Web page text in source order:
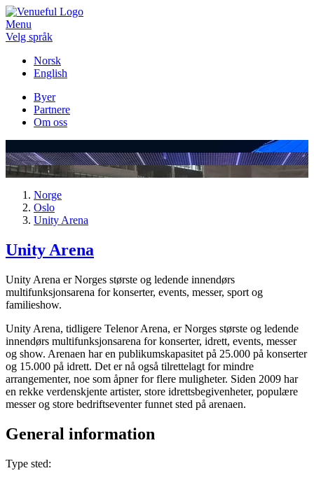
Menu
Velg språk
Norsk
English
Byer
Partnere
Om oss
Norge
Oslo
Unity Arena
Unity Arena
Unity Arena er Norges største og ledende innendørs
multifunksjonsarena for konserter, events, messer, sport og
familieshow.
Unity Arena, tidligere Telenor Arena, er Norges største og ledende
innendørs multifunksjonsarena for konserter, idrett, events, messer
og show. Arenaen har en publikumskapasitet på 25.000 på konserter
og 15.000 på idrett. Det er nå også tilrettelagt for mindre
arrangementer, noe som åpner for flere muligheter. Siden 2009 har
en rekke verdenskjente artister, store idrettsbegivenheter, populære
messer og store bedriftseventer funnet sted på arenaen.
General information
Type sted: